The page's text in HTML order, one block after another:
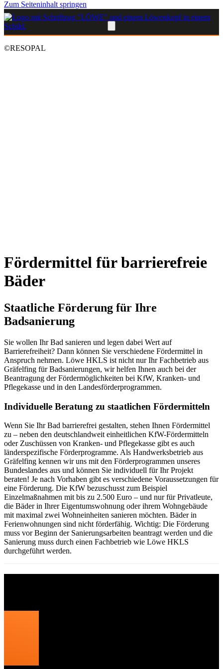
Zum Seiteninhalt springen
©RESOPAL
Fördermittel für barrierefreie
Bäder
Staatliche Förderung für Ihre
Badsanierung
Sie wollen Ihr Bad sanieren und legen dabei Wert auf
Barrierefreiheit? Dann können Sie verschiedene Fördermittel in
Anspruch nehmen. Löwe HKLS ist nicht nur Ihr Fachbetrieb aus
Gräfelfing für Badsanierungen, wir helfen Ihnen auch bei der
Beantragung der Fördermöglichkeiten bei KfW, Kranken- und
Pflegekasse und in den Landesförderprogrammen.
Individuelle Beratung zu staatlichen Fördermitteln
Wenn Sie Ihr Bad barrierefrei gestalten, stehen Ihnen Fördermittel
zu – neben den deutschlandweit einheitlichen KfW-Fördermitteln
oder Zuschüssen von Kranken- und Pflegekasse gibt es auch
länderspezifische Förderprogramme. Als Handwerksbetrieb aus
Gräfelfing kennen wir uns mit den Förderprogrammen unseres
Bundeslandes aus und können Sie individuell für Ihr Projekt
beraten! Je nach Vorhaben gibt es verschiedene Voraussetzungen für
eine Förderung. Die KfW bezuschusst zum Beispiel
Einzelmaßnahmen mit bis zu 2.500 Euro – und nur für Privatleute,
die Bäder in Ihrer Eigentumswohnung oder ihrem Wohngebäude
mit maximal zwei Wohneinheiten sanieren möchten. Bäder in
Ferienwohnungen sind nicht förderfähig. Wichtig: Die Förderung
muss vor Beginn der Sanierungsarbeiten beantragt werden und die
Sanierung muss durch einen Fachbetrieb wie Löwe HKLS
durchgeführt werden.